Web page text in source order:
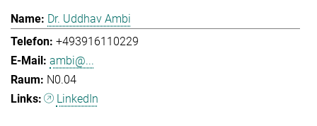
Dr. Uddhav Ambi
+493916110229
ambi@...
N0.04
LinkedIn